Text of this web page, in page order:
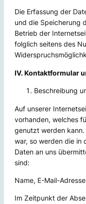
Die Erfassung der
und die Speicherung
Betrieb der
folglich seitens des
IV. Kontaktformular
Beschreibung
Auf unserer
vorhanden, welches
genutzt werden
war, so werden die in
Daten an uns
sind:
Name, E-Mail-
Im Zeitpunkt der